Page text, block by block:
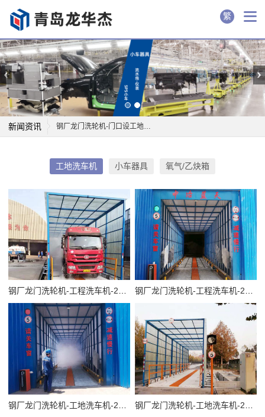
繁
新闻资讯 钢厂龙门洗轮机-门口设工地洗车机，货车进出先洗...
钢厂龙门洗轮机-恩施引进工地洗车机 确保车辆进...
钢厂龙门洗轮机-安装渣土车工地洗车机,保障拉萨...
工地洗车机 小车器具 氧气/乙炔箱